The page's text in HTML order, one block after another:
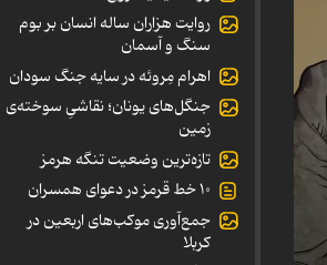
روایت هزاران ساله انسان بر بوم
سنگ و آسمان
اهرام مِروئه در سایه جنگ سودان
جنگل‌های یونان؛ نقاشیِ سوخته‌ی
زمین
تازه‌ترین وضعیت تنگه هرمز
۱۰ خط قرمز در دعوای همسران
جمع‌آوری موکب‌های اربعین در
کربلا